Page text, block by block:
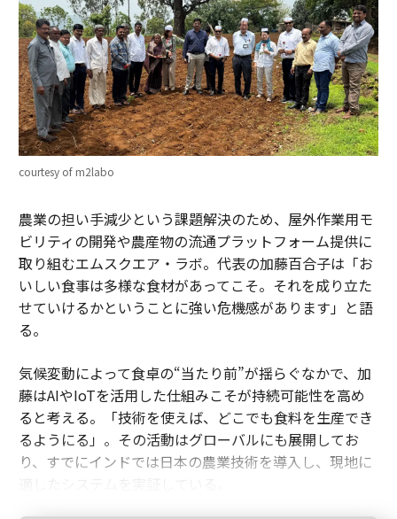
courtesy of m2labo
農業の担い手減少という課題解決のため、屋外作業用モ
ビリティの開発や農産物の流通プラットフォーム提供に
取り組むエムスクエア・ラボ。代表の加藤百合子は「お
いしい食事は多様な食材があってこそ。それを成り立た
せていけるかということに強い危機感があります」と語
る。
気候変動によって食卓の“当たり前”が揺らぐなかで、加
藤はAIやIoTを活用した仕組みこそが持続可能性を高め
ると考える。「技術を使えば、どこでも食料を生産でき
るようにる」。その活動はグローバルにも展開してお
り、すでにインドでは日本の農業技術を導入し、現地に